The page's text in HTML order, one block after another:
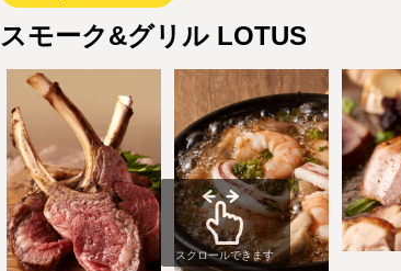
スモーク&グリル LOTUS
スクロールできます